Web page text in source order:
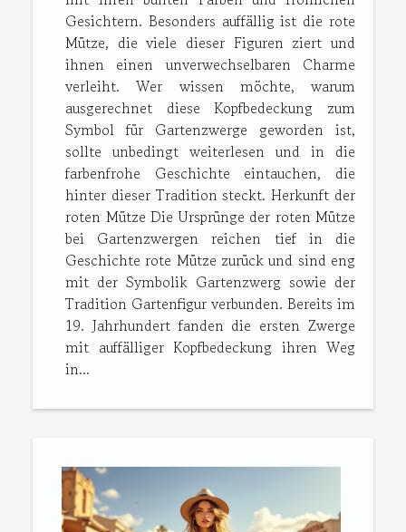
Gesichtern. Besonders auffällig ist die rote
Mütze, die viele dieser Figuren ziert und
ihnen einen unverwechselbaren Charme
verleiht. Wer wissen möchte, warum
ausgerechnet diese Kopfbedeckung zum
Symbol für Gartenzwerge geworden ist,
sollte unbedingt weiterlesen und in die
farbenfrohe Geschichte eintauchen, die
hinter dieser Tradition steckt. Herkunft der
roten Mütze Die Ursprünge der roten Mütze
bei Gartenzwergen reichen tief in die
Geschichte rote Mütze zurück und sind eng
mit der Symbolik Gartenzwerg sowie der
Tradition Gartenfigur verbunden. Bereits im
19. Jahrhundert fanden die ersten Zwerge
mit auffälliger Kopfbedeckung ihren Weg
in...